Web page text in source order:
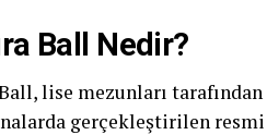
Ball Nedir?
lise mezunları
gerçekleştirilen resmi